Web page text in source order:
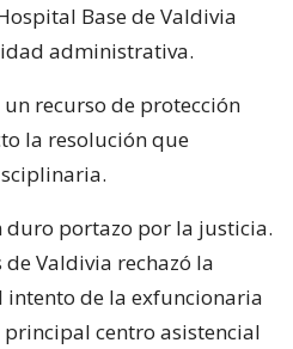
Base de Valdivia
administrativa.
recurso de protección
la resolución que
duro portazo por la justicia.
de Valdivia rechazó la
intento de la exfuncionaria
centro asistencial